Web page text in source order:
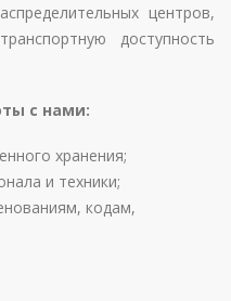
центров,
доступность
с нами:
хранения;
и техники;
кодам,